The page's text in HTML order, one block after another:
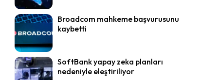
Broadcom mahkeme başvurusunu
kaybetti
SoftBank yapay zeka planları
nedeniyle eleştiriliyor